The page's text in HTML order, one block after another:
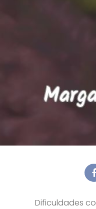
Dificuldades